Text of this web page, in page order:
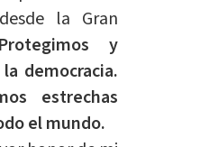
la Gran
Protegimos y
democracia.
estrechas
el mundo.